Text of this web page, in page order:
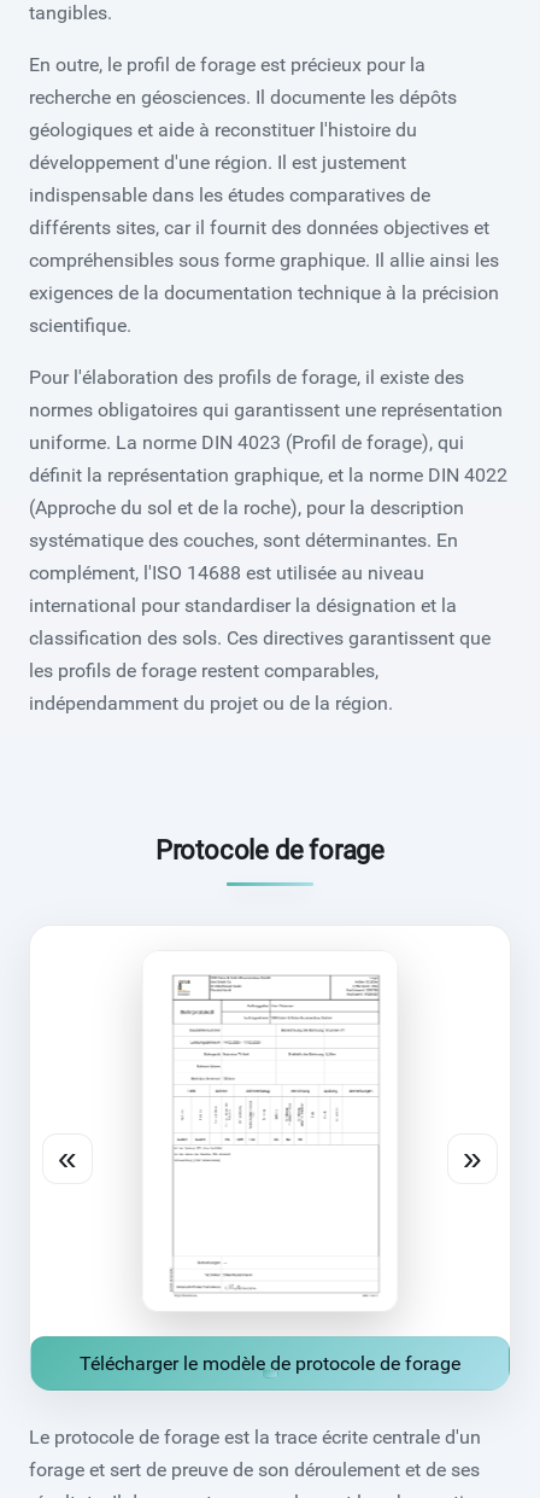
tangibles.
En outre, le profil de forage est précieux pour la
recherche en géosciences. Il documente les dépôts
géologiques et aide à reconstituer l'histoire du
développement d'une région. Il est justement
indispensable dans les études comparatives de
différents sites, car il fournit des données objectives et
compréhensibles sous forme graphique. Il allie ainsi les
exigences de la documentation technique à la précision
scientifique.
Pour l'élaboration des profils de forage, il existe des
normes obligatoires qui garantissent une représentation
uniforme. La norme DIN 4023 (Profil de forage), qui
définit la représentation graphique, et la norme DIN 4022
(Approche du sol et de la roche), pour la description
systématique des couches, sont déterminantes. En
complément, l'ISO 14688 est utilisée au niveau
international pour standardiser la désignation et la
classification des sols. Ces directives garantissent que
les profils de forage restent comparables,
indépendamment du projet ou de la région.
Protocole de forage
« »
Télécharger le modèle de protocole de forage
Le protocole de forage est la trace écrite centrale d'un
forage et sert de preuve de son déroulement et de ses